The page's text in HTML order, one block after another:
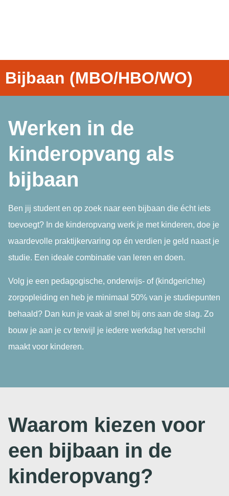
Bijbaan (MBO/HBO/WO)
Werken in de
kinderopvang als
bijbaan
Ben jij student en op zoek naar een bijbaan die écht iets
toevoegt? In de kinderopvang werk je met kinderen, doe je
waardevolle praktijkervaring op én verdien je geld naast je
studie. Een ideale combinatie van leren en doen.
Volg je een pedagogische, onderwijs- of (kindgerichte)
zorgopleiding en heb je minimaal 50% van je studiepunten
behaald? Dan kun je vaak al snel bij ons aan de slag. Zo
bouw je aan je cv terwijl je iedere werkdag het verschil
maakt voor kinderen.
Waarom kiezen voor
een bijbaan in de
kinderopvang?